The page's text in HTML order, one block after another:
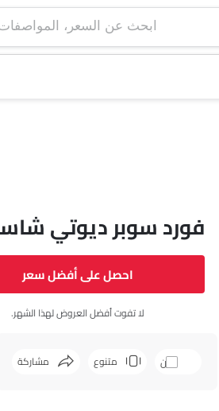
ابحث عن السعر،
فورد سوبر ديوتي
احصل على أفضل سعر
لا تفوت أفضل العروض لهذا الشهر.
قارن متنوع مشاركة
فيسبوك